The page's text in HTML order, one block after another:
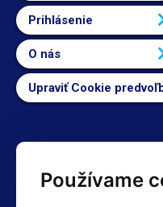
Používame
Prihlásenie
O nás
Upraviť Cookie
Kontakty